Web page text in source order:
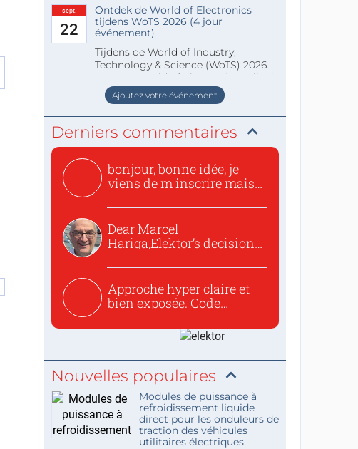
sept.
22
Ontdek de World of Electronics
tijdens WoTS 2026 (4 jour
événement)
Tijdens de World of Industry,
Technology & Science (WoTS) 2026
staat de World of Electronics volledi
Ajoutez votre événement
Derniers commentaires
bonjour, bonne idée, je
viens de m inscrire mais
Dear Marcel
Hariga,Elektor’s decision
Approche hyper claire et
bien exposée. Code
Nouvelles populaires
Modules de puissance à
refroidissement liquide
direct pour les onduleurs de
traction des véhicules
utilitaires électriques